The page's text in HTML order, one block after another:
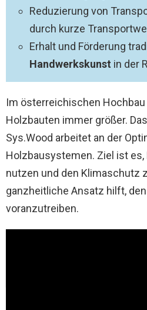
Reduzierung von
durch kurze
Erhalt und Förderung
Handwerkskunst in der
Im österreichischen
Holzbauten immer größer.
Sys.Wood arbeitet an der
Holzbausystemen. Ziel ist
nutzen und den Klimaschutz
ganzheitliche Ansatz hilft,
voranzutreiben.